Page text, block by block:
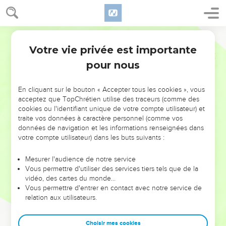
NE MANQUEZ PAS L’ÉVÉNEMENT
DE L’ANNÉE !
ET SI LEURS ERREURS POUVAIENT VOUS ÉVITER LES
VOTRES ?
leur foi ou leur vision. Mais on voit moins les doutes, les erreurs
et les saisons difficiles qu'ils ont traversés, alors même que ce
sont elles qui les ont façonnés.
Dans cette conférence, leaders, entrepreneurs, et responsables
clés pour avancer avec plus de sagesse afin que leurs erreurs
Votre vie privée est importante
pour nous
En cliquant sur le bouton « Accepter tous les cookies », vous
acceptez que TopChrétien utilise des traceurs (comme des
cookies ou l'identifiant unique de votre compte utilisateur) et
traite vos données à caractère personnel (comme vos
données de navigation et les informations renseignées dans
votre compte utilisateur) dans les buts suivants :
Mesurer l'audience de notre service
Vous permettre d'utiliser des services tiers tels que de la
vidéo, des cartes du monde…
Vous permettre d'entrer en contact avec notre service de
relation aux utilisateurs.
Choisir mes cookies